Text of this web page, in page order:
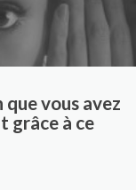
vous avez
grâce à ce